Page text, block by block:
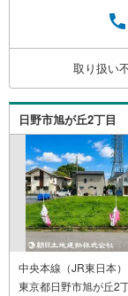
紹介可能
環境、お
ます。お
課にお任
取り扱い
日野市旭が丘2丁目
中央本線（JR東日本
東京都日野市旭が丘2